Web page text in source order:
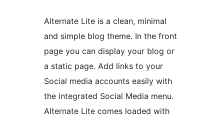
Alternate Lite is a clean, minimal
and simple blog theme. In the front
page you can display your blog or
a static page. Add links to your
Social media accounts easily with
the integrated Social Media menu.
Alternate Lite comes loaded with